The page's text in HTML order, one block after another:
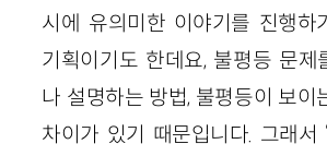
시에 유의미한 이야기를 진행하
기획이기도 한데요, 불평등 문제
나 설명하는 방법, 불평등이 보이
차이가 있기 때문입니다. 그래서